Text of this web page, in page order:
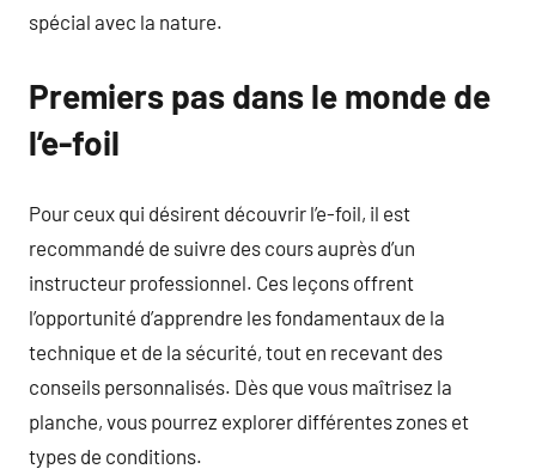
spécial avec la nature.
Premiers pas dans le monde de
l’e-foil
Pour ceux qui désirent découvrir l’e-foil, il est
recommandé de suivre des cours auprès d’un
instructeur professionnel. Ces leçons offrent
l’opportunité d’apprendre les fondamentaux de la
technique et de la sécurité, tout en recevant des
conseils personnalisés. Dès que vous maîtrisez la
planche, vous pourrez explorer différentes zones et
types de conditions.